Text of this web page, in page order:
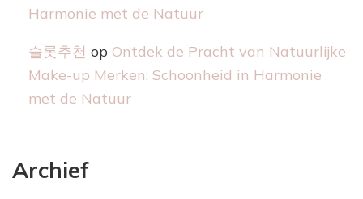
Harmonie met de Natuur
슬롯추천 op Ontdek de Pracht van Natuurlijke
Make-up Merken: Schoonheid in Harmonie
met de Natuur
Archief